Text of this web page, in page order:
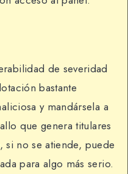
de severidad
bastante
y mandársela a
que genera titulares
no se atiende, puede
para algo más serio.